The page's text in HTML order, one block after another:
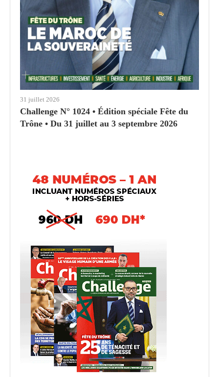
31 juillet 2026
Challenge N° 1024 • Édition spéciale Fête du
Trône • Du 31 juillet au 3 septembre 2026